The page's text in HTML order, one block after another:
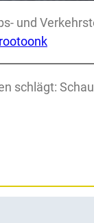
und
schlägt: